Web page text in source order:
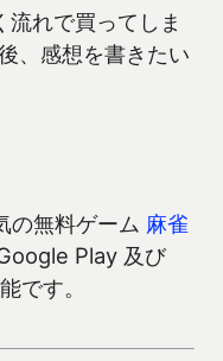
れで買ってしま
、感想を書きたい
の無料ゲーム 麻雀
Play 及び
です。